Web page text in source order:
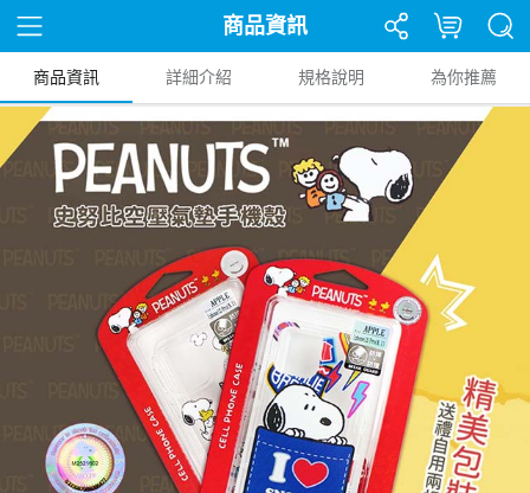
商品資訊
商品資訊 詳細介紹 規格說明 為你推薦